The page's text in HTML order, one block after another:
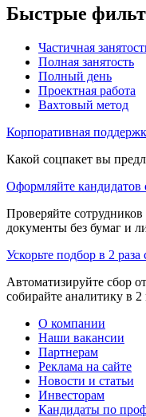
Быстрые
Частичная
Полная занятость
Полный день
Проектная работа
Вахтовый метод
Корпоративная
Какой соцпакет вы
Оформляйте кандидатов
Проверяйте
документы без бумаг и
Ускорьте подбор в 2 раза
Автоматизируйте сбор
собирайте аналитику в 2
О компании
Наши вакансии
Партнерам
Реклама на сайте
Новости и статьи
Инвесторам
Кандидаты по